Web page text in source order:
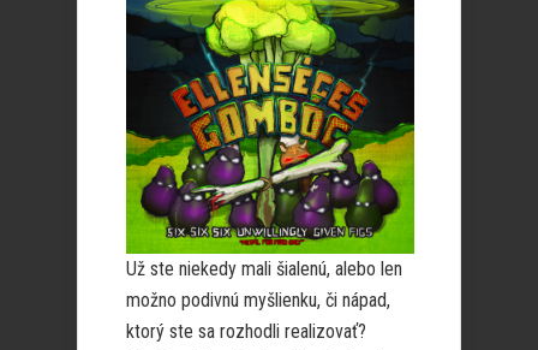
Už ste niekedy mali šialenú, alebo len
možno podivnú myšlienku, či nápad,
ktorý ste sa rozhodli realizovať?